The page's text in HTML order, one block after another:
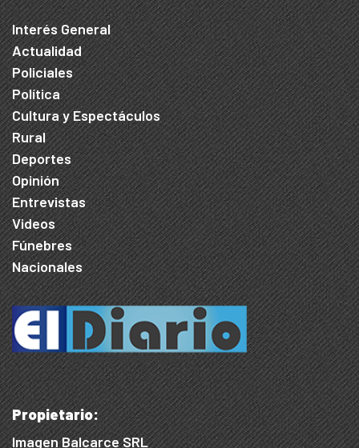
Interés General
Actualidad
Policiales
Política
Cultura y Espectáculos
Rural
Deportes
Opinión
Entrevistas
Videos
Fúnebres
Nacionales
Propietario:
Imagen Balcarce SRL